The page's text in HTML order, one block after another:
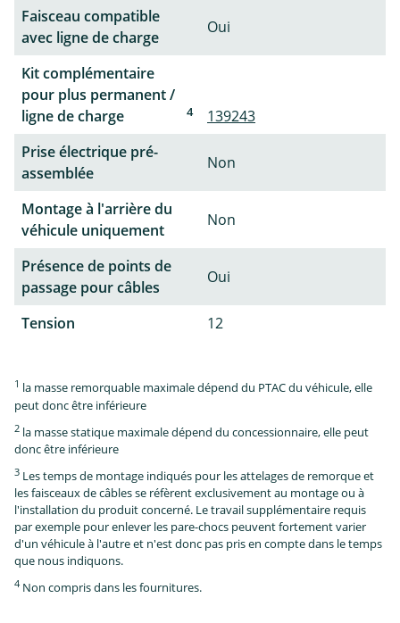
Faisceau compatible
avec ligne de charge
Oui
Kit complémentaire
pour plus permanent /
ligne de charge
4
139243
Prise électrique pré-
assemblée
Non
Montage à l'arrière du
véhicule uniquement
Non
Présence de points de
passage pour câbles
Oui
Tension 12
1 la masse remorquable maximale dépend du PTAC du véhicule, elle
peut donc être inférieure
2 la masse statique maximale dépend du concessionnaire, elle peut
donc être inférieure
3 Les temps de montage indiqués pour les attelages de remorque et
les faisceaux de câbles se réfèrent exclusivement au montage ou à
l'installation du produit concerné. Le travail supplémentaire requis
par exemple pour enlever les pare-chocs peuvent fortement varier
d'un véhicule à l'autre et n'est donc pas pris en compte dans le temps
que nous indiquons.
4 Non compris dans les fournitures.